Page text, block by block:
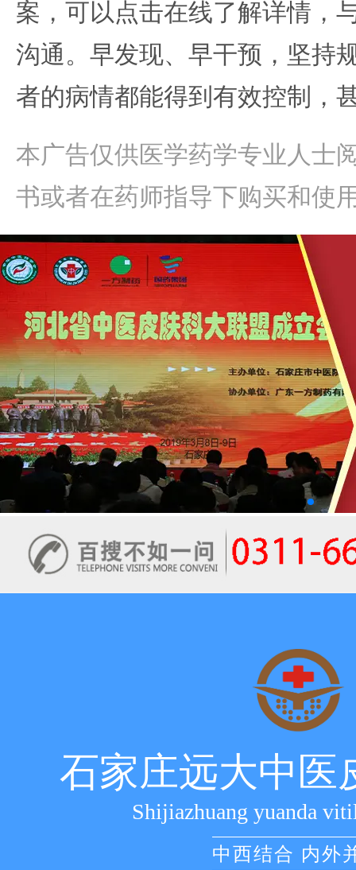
案，可以点击在线了解详情，
沟通。早发现、早干预，坚持
者的病情都能得到有效控制，
本广告仅供医学药学专业人士
书或者在药师指导下购买和使
石家庄远大中医
Shijiazhuang yuanda
中西结合 内外